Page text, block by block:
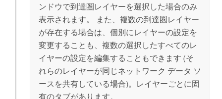
ンドウで到達圏レイヤーを選択した場合のみ
表示されます。 また、複数の到達圏レイヤー
が存在する場合は、個別にレイヤーの設定を
変更することも、複数の選択したすべてのレ
イヤーの設定を編集することもできます (そ
れらのレイヤーが同じネットワーク データ ソ
ースを共有している場合)。レイヤーごとに固
有のタブがあります。